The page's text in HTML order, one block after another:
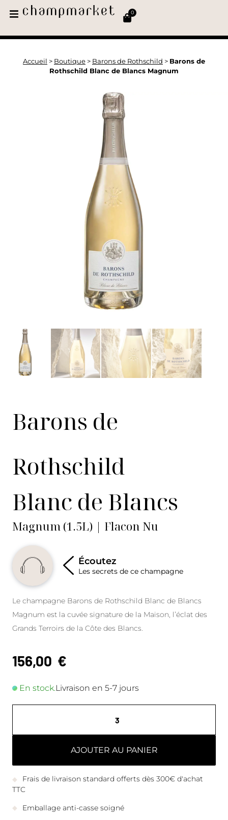
0
Accueil > Boutique > Barons de Rothschild > Barons de
Rothschild Blanc de Blancs Magnum
Barons de
Rothschild
Blanc de Blancs
Magnum (1.5L) | Flacon Nu
Écoutez
Les secrets de ce champagne
Le champagne Barons de Rothschild Blanc de Blancs
Magnum est la cuvée signature de la Maison, l’éclat des
Grands Terroirs de la Côte des Blancs.
156,00 €
En stock.Livraison en 5-7 jours
AJOUTER AU PANIER
Frais de livraison standard offerts dès 300€ d'achat
TTC
Emballage anti-casse soigné